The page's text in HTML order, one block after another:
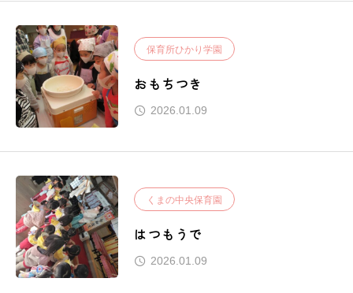
保育所ひかり学園
おもちつき
2026.01.09
くまの中央保育園
はつもうで
2026.01.09